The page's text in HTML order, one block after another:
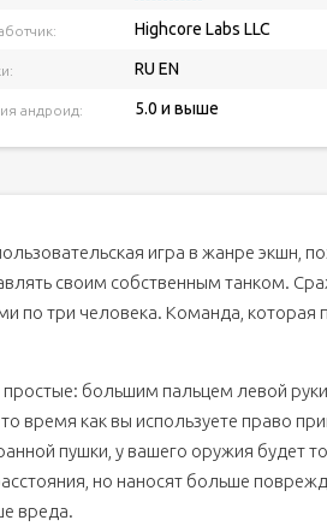
Highcore Labs LLC
RU EN
андроид: 5.0 и выше
игра в жанре экшн,
своим собственным танком.
по три человека. Команда, которая
простые: большим пальцем левой
время как вы используете право
пушки, у вашего оружия будет
но наносят больше
вреда.